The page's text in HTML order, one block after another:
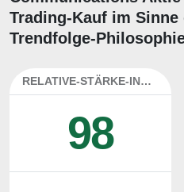
Trading-Kauf im Sinne
Trendfolge-
RELATIVE-STÄRKE-INDEX
98